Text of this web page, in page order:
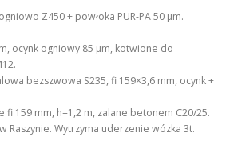
Z450 + powłoka PUR-PA 50 µm.
ocynk ogniowy 85 µm, kotwione do
bezszwowa S235, fi 159×3,6 mm, ocynk +
fi 159 mm, h=1,2 m, zalane betonem C20/25.
Raszynie. Wytrzyma uderzenie wózka 3t.